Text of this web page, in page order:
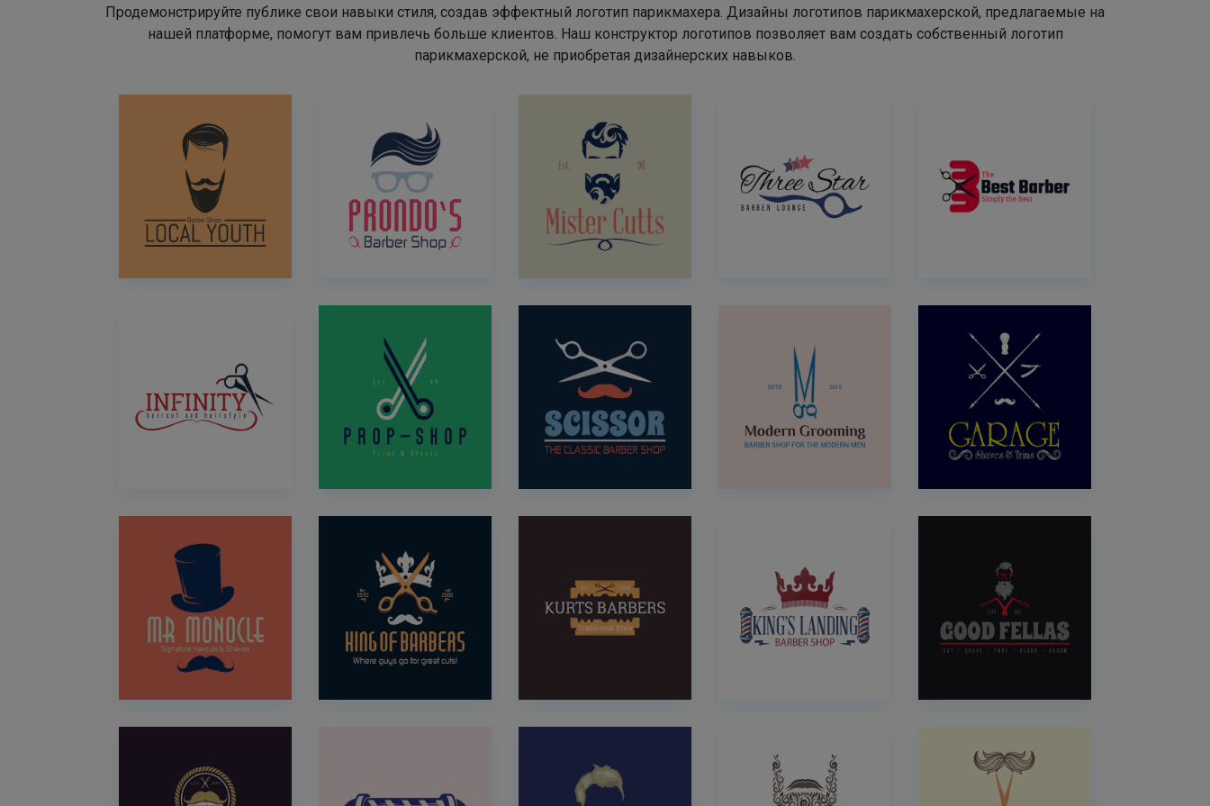
Продемонстрируйте публике свои навыки стиля, создав эффектный логотип парикмахера. Дизайны логотипов парикмахерской, предлагаемые на
нашей платформе, помогут вам привлечь больше клиентов. Наш конструктор логотипов позволяет вам создать собственный логотип
парикмахерской, не приобретая дизайнерских навыков.